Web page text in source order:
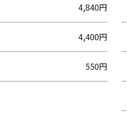
4,840円
4,400円
550円